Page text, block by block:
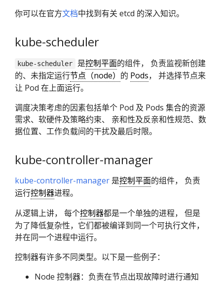
你可以在官方文档中找到有关 etcd 的深入知识。
kube-scheduler
kube-scheduler 是控制平面的组件， 负责监视新创建
的、未指定运行节点（node） 的 Pods， 并选择节点来
让 Pod 在上面运行。
调度决策考虑的因素包括单个 Pod 及 Pods 集合的资源
需求、软硬件及策略约束、 亲和性及反亲和性规范、数
据位置、工作负载间的干扰及最后时限。
kube-controller-manager
kube-controller-manager 是控制平面的组件， 负责
运行控制器进程。
从逻辑上讲， 每个控制器都是一个单独的进程， 但是
为了降低复杂性，它们都被编译到同一个可执行文件，
并在同一个进程中运行。
控制器有许多不同类型。以下是一些例子：
Node 控制器：负责在节点出现故障时进行通知